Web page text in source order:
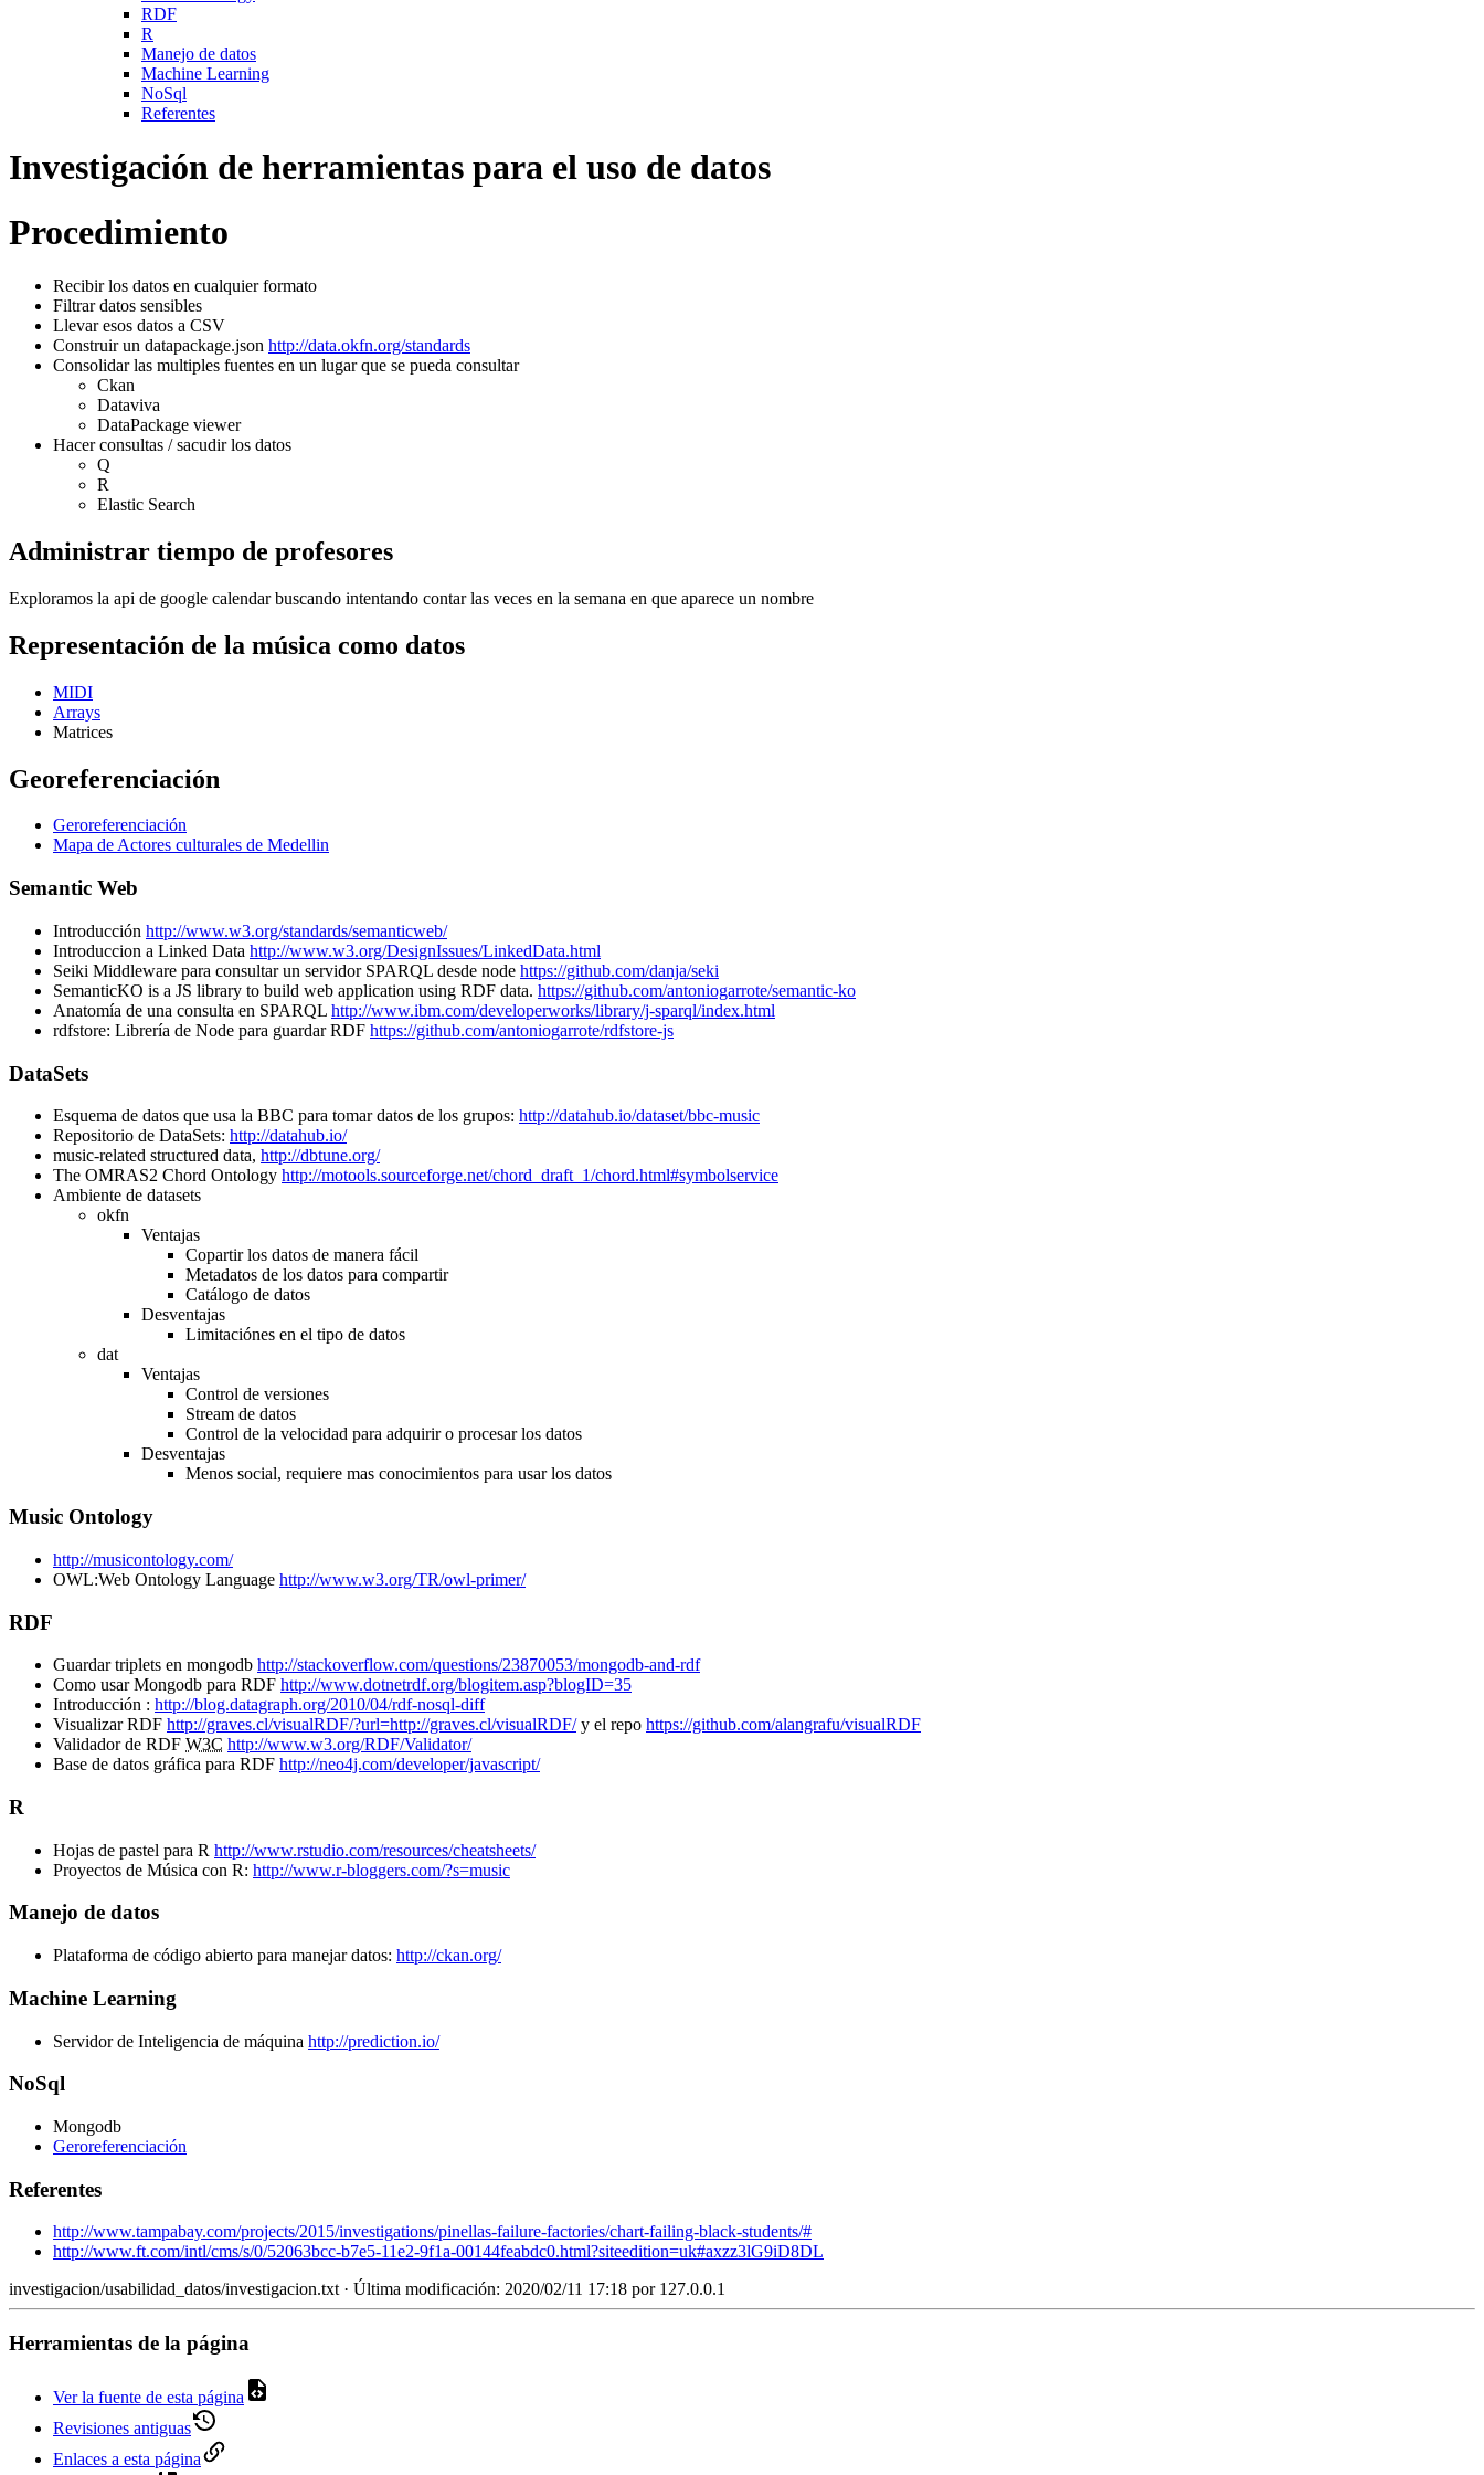
RDF
R
Manejo de datos
Machine Learning
NoSql
Referentes
Investigación de herramientas para el uso de datos
Procedimiento
Recibir los datos en cualquier formato
Filtrar datos sensibles
Llevar esos datos a CSV
Construir un datapackage.json http://data.okfn.org/standards
Consolidar las multiples fuentes en un lugar que se pueda consultar
Ckan
Dataviva
DataPackage viewer
Hacer consultas / sacudir los datos
Q
R
Elastic Search
Administrar tiempo de profesores
Exploramos la api de google calendar buscando intentando contar las veces en la semana en que aparece un nombre
Representación de la música como datos
MIDI
Arrays
Matrices
Georeferenciación
Geroreferenciación
Mapa de Actores culturales de Medellin
Semantic Web
Introducción http://www.w3.org/standards/semanticweb/
Introduccion a Linked Data http://www.w3.org/DesignIssues/LinkedData.html
Seiki Middleware para consultar un servidor SPARQL desde node https://github.com/danja/seki
SemanticKO is a JS library to build web application using RDF data. https://github.com/antoniogarrote/semantic-ko
Anatomía de una consulta en SPARQL http://www.ibm.com/developerworks/library/j-sparql/index.html
rdfstore: Librería de Node para guardar RDF https://github.com/antoniogarrote/rdfstore-js
DataSets
Esquema de datos que usa la BBC para tomar datos de los grupos: http://datahub.io/dataset/bbc-music
Repositorio de DataSets: http://datahub.io/
music-related structured data, http://dbtune.org/
The OMRAS2 Chord Ontology http://motools.sourceforge.net/chord_draft_1/chord.html#symbolservice
Ambiente de datasets
okfn
Ventajas
Copartir los datos de manera fácil
Metadatos de los datos para compartir
Catálogo de datos
Desventajas
Limitaciónes en el tipo de datos
dat
Ventajas
Control de versiones
Stream de datos
Control de la velocidad para adquirir o procesar los datos
Desventajas
Menos social, requiere mas conocimientos para usar los datos
Music Ontology
http://musicontology.com/
OWL:Web Ontology Language http://www.w3.org/TR/owl-primer/
RDF
Guardar triplets en mongodb http://stackoverflow.com/questions/23870053/mongodb-and-rdf
Como usar Mongodb para RDF http://www.dotnetrdf.org/blogitem.asp?blogID=35
Introducción : http://blog.datagraph.org/2010/04/rdf-nosql-diff
Visualizar RDF http://graves.cl/visualRDF/?url=http://graves.cl/visualRDF/y el repo https://github.com/alangrafu/visualRDF
Validador de RDF W3C http://www.w3.org/RDF/Validator/
Base de datos gráfica para RDF http://neo4j.com/developer/javascript/
R
Hojas de pastel para R http://www.rstudio.com/resources/cheatsheets/
Proyectos de Música con R: http://www.r-bloggers.com/?s=music
Manejo de datos
Plataforma de código abierto para manejar datos: http://ckan.org/
Machine Learning
Servidor de Inteligencia de máquina http://prediction.io/
NoSql
Mongodb
Geroreferenciación
Referentes
http://www.tampabay.com/projects/2015/investigations/pinellas-failure-factories/chart-failing-black-students/#
http://www.ft.com/intl/cms/s/0/52063bcc-b7e5-11e2-9f1a-00144feabdc0.html?siteedition=uk#axzz3lG9iD8DL
investigacion/usabilidad_datos/investigacion.txt· Última modificación: 2020/02/11 17:18 por 127.0.0.1
Herramientas de la página
Ver la fuente de esta página
Revisiones antiguas
Enlaces a esta página